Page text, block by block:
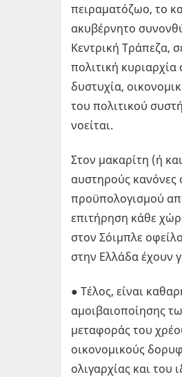
πειραματόζωο, το
ακυβέρνητο
Κεντρική Τράπεζα,
πολιτική
δυστυχία,
του πολιτικού
νοείται.
Στον μακαρίτη (ή
αυστηρούς κανόνες
προϋπολογισμού
επιτήρηση κάθε
στον Σόιμπλε
στην Ελλάδα έχουν
● Τέλος, είναι
αμοιβαιοποίησης
μεταφοράς του
οικονομικούς
ολιγαρχίας και του